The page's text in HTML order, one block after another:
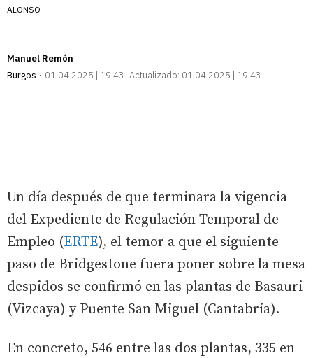
ALONSO
Manuel Remón
Burgos
01.04.2025 | 19:43 Actualizado: 01.04.2025 | 19:43
Un día después de que terminara la vigencia
del Expediente de Regulación Temporal de
Empleo (ERTE), el temor a que el siguiente
paso de Bridgestone fuera poner sobre la mesa
despidos se confirmó en las plantas de Basauri
(Vizcaya) y Puente San Miguel (Cantabria).
En concreto, 546 entre las dos plantas, 335 en